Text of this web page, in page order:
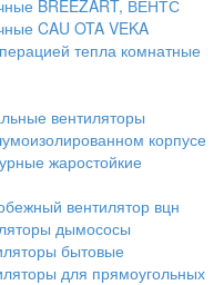
BREEZART, ВЕНТС
CAU OTA VEKA
тепла комнатные
вентиляторы
корпусе
жаростойкие
вентилятор вцн
дымососы
бытовые
для прямоугольных